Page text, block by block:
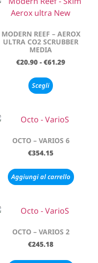
MODERN REEF – AEROX
ULTRA CO2 SCRUBBER
MEDIA
€20.90 - €61.29
Scegli
OCTO – VARIOS 6
€354.15
Aggiungi al carrello
OCTO – VARIOS 2
€245.18